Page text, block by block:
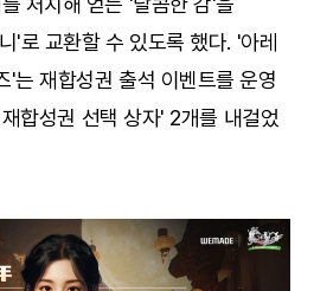
'로 교환할 수 있도록 했다. '아레
'는 재합성권 출석 이벤트를 운영
합성권 선택 상자' 2개를 내걸었